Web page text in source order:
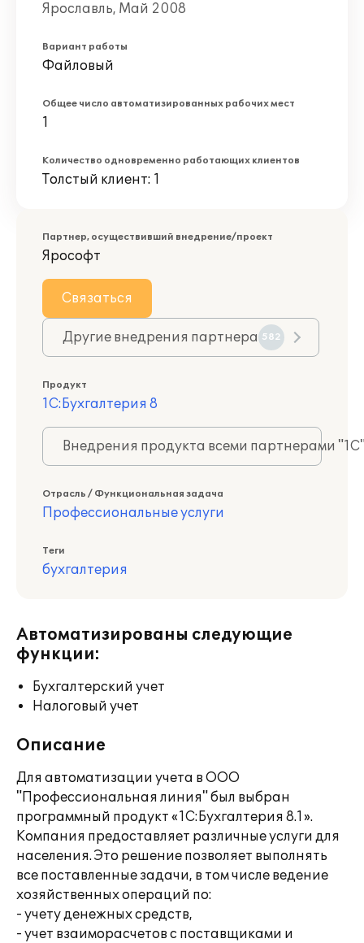
Ярославль, Май 2008
Вариант работы
Файловый
Общее число автоматизированных рабочих мест
1
Количество одновременно работающих клиентов
Толстый клиент: 1
Партнер, осуществивший внедрение/проект
Ярософт
Связаться
Другие внедрения партнера 582
Продукт
1С:Бухгалтерия 8
Внедрения продукта всеми партнерами
Отрасль / Функциональная задача
Профессиональные услуги
Теги
бухгалтерия
Автоматизированы следующие
функции:
Бухгалтерский учет
Налоговый учет
Описание
Для автоматизации учета в ООО
"Профессиональная линия" был выбран
программный продукт «1С:Бухгалтерия 8.1».
Компания предоставляет различные услуги для
населения. Это решение позволяет выполнять
все поставленные задачи, в том числе ведение
хозяйственных операций по:
- учету денежных средств,
- учет взаиморасчетов с поставщиками и